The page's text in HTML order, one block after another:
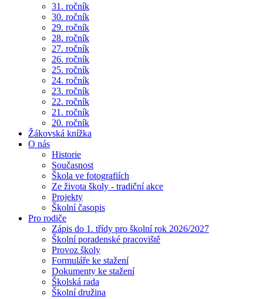
31. ročník
30. ročník
29. ročník
28. ročník
27. ročník
26. ročník
25. ročník
24. ročník
23. ročník
22. ročník
21. ročník
20. ročník
Žákovská knížka
O nás
Historie
Současnost
Škola ve fotografiích
Ze života školy - tradiční akce
Projekty
Školní časopis
Pro rodiče
Zápis do 1. třídy pro školní rok 2026/2027
Školní poradenské pracoviště
Provoz školy
Formuláře ke stažení
Dokumenty ke stažení
Školská rada
Školní družina